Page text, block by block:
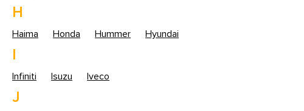
H
Haima Honda Hummer Hyundai
I
Infiniti Isuzu Iveco
J